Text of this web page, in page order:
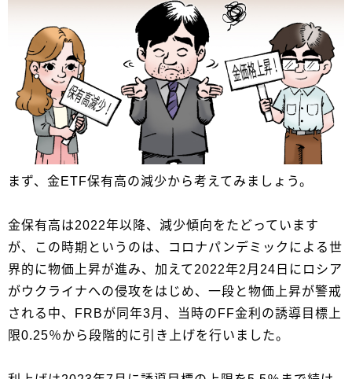
まず、金ETF保有高の減少から考えてみましょう。
金保有高は2022年以降、減少傾向をたどっています
が、この時期というのは、コロナパンデミックによる世
界的に物価上昇が進み、加えて2022年2月24日にロシア
がウクライナへの侵攻をはじめ、一段と物価上昇が警戒
される中、FRBが同年3月、当時のFF金利の誘導目標上
限0.25％から段階的に引き上げを行いました。